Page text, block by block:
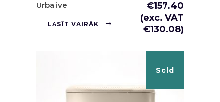
Urbalive
€157.40
(exc. VAT
€130.08)
LASĪT VAIRĀK
Sold